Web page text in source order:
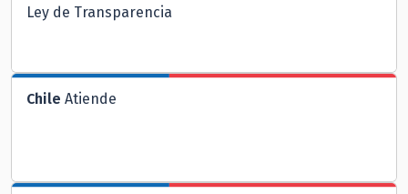
Ley de Transparencia
Chile Atiende